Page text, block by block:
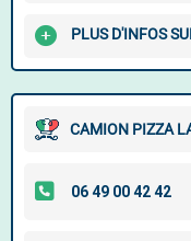
PLUS D'INFOS
CAMION PIZZA